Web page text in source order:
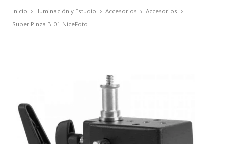
Inicio Iluminación y Estudio Accesorios
Accesorios
Super Pinza B-01 NiceFoto